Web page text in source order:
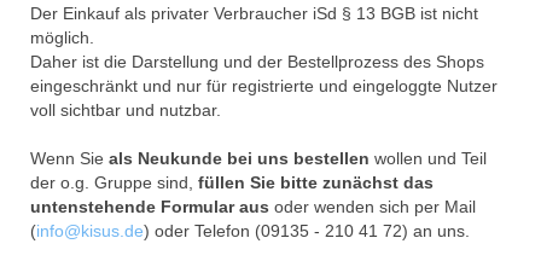
Der Einkauf als privater Verbraucher iSd § 13 BGB ist nicht
möglich.
Daher ist die Darstellung und der Bestellprozess des Shops
eingeschränkt und nur für registrierte und eingeloggte Nutzer
voll sichtbar und nutzbar.
Wenn Sie als Neukunde bei uns bestellen wollen und Teil
der o.g. Gruppe sind, füllen Sie bitte zunächst das
untenstehende Formular aus oder wenden sich per Mail
(info@kisus.de) oder Telefon (09135 - 210 41 72) an uns.